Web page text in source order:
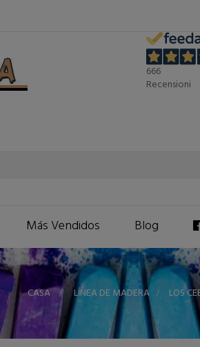
666
Recensioni
Más Vendidos Blog
CASA > LÍNEA DE MADERA > LOS